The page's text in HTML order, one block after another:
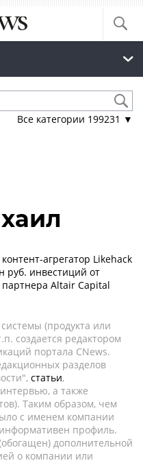
Все категории 199231 ▼
агрегатор Likehack
руб. инвестиций от
Altair Capital
(продукта или
создается редактором
портала CNews.
разделов
статьи,
а также
Таким образом, чем
с именем компании
профиль.
дополнительной
о компании или